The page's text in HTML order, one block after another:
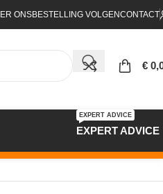
ONSBESTELLING VOLGENCONTACT
€
EXPERT ADVICE
EXPERT ADVICE